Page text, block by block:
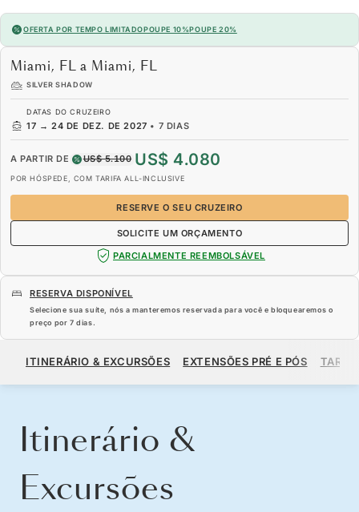
OFERTA POR TEMPO LIMITADOPOUPE 10%POUPE 20%
Miami, FL a Miami, FL
SILVER SHADOW
DATAS DO CRUZEIRO
17 → 24 DE DEZ. DE 2027 • 7 DIAS
A PARTIR DE US$ 5.100 US$ 4.080
POR HÓSPEDE, COM TARIFA ALL-INCLUSIVE
RESERVE O SEU CRUZEIRO
SOLICITE UM ORÇAMENTO
PARCIALMENTE REEMBOLSÁVEL
RESERVA DISPONÍVEL
Selecione sua suíte, nós a manteremos reservada para você e bloquearemos o
preço por 7 dias.
A PARTIR DE US$ 4.080
ITINERÁRIO & EXCURSÕES EXTENSÕES PRÉ E PÓS
Itinerário &
Excursões